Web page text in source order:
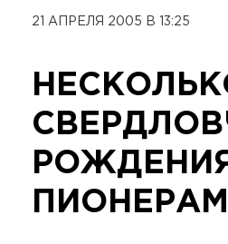
21 АПРЕЛЯ 2005 В 13:25